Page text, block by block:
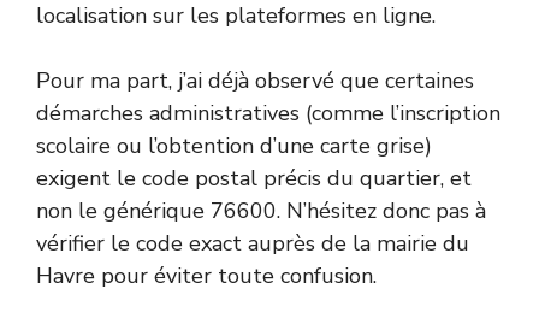
localisation sur les plateformes en ligne.
Pour ma part, j’ai déjà observé que certaines
démarches administratives (comme l’inscription
scolaire ou l’obtention d’une carte grise)
exigent le code postal précis du quartier, et
non le générique 76600. N’hésitez donc pas à
vérifier le code exact auprès de la mairie du
Havre pour éviter toute confusion.